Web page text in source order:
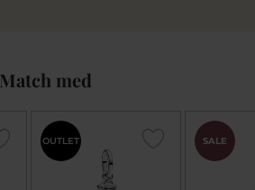
Match med
OUTLET SALE